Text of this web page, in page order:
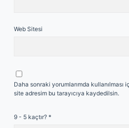
Web Sitesi
Daha sonraki yorumlarımda kullanılması
site adresim bu tarayıcıya kaydedilsin.
9 - 5 kaçtır? *